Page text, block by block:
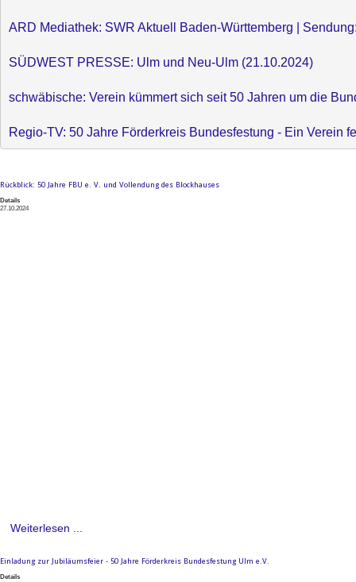
ARD Mediathek: SWR Aktuell Baden-Württemberg |
SÜDWEST PRESSE: Ulm und Neu-Ulm (21.10.2024)
schwäbische: Verein kümmert sich seit 50 Jahren um die
Regio-TV: 50 Jahre Förderkreis Bundesfestung - Ein Verein
Rückblick: 50 Jahre FBU e. V. und Vollendung des Blockhauses
Details
27.10.2024
Weiterlesen ...
Einladung zur Jubiläumsfeier - 50 Jahre Förderkreis Bundesfestung Ulm e.V.
Details